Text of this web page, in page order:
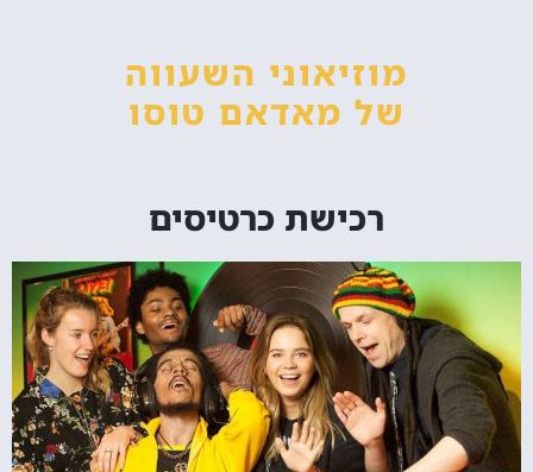
מוזיאוני השעווה
של מאדאם טוסו
רכישת כרטיסים